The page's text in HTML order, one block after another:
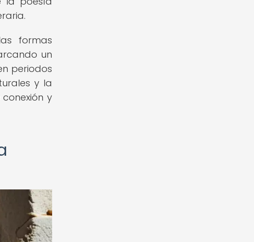
formas
un
periodos
y la
y